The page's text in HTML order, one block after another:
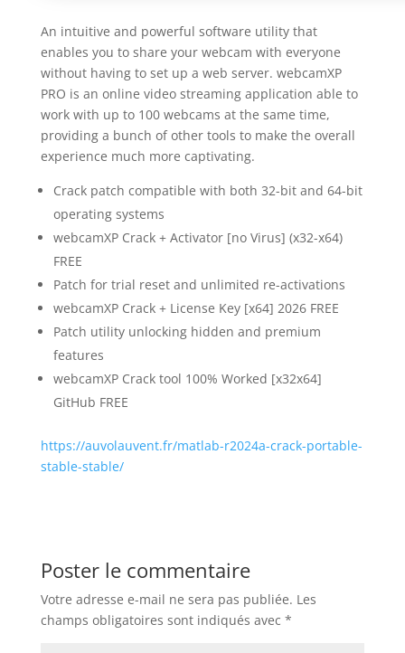
An intuitive and powerful software utility that
enables you to share your webcam with everyone
without having to set up a web server. webcamXP
PRO is an online video streaming application able to
work with up to 100 webcams at the same time,
providing a bunch of other tools to make the overall
experience much more captivating.
Crack patch compatible with both 32-bit and 64-bit
operating systems
webcamXP Crack + Activator [no Virus] (x32-x64)
FREE
Patch for trial reset and unlimited re-activations
webcamXP Crack + License Key [x64] 2026 FREE
Patch utility unlocking hidden and premium
features
webcamXP Crack tool 100% Worked [x32x64]
GitHub FREE
https://auvolauvent.fr/matlab-r2024a-crack-portable-
stable-stable/
Poster le commentaire
Votre adresse e-mail ne sera pas publiée. Les
champs obligatoires sont indiqués avec *